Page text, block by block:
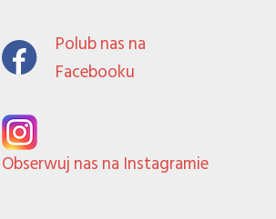
Polub nas na
Facebooku
Obserwuj nas na Instagramie